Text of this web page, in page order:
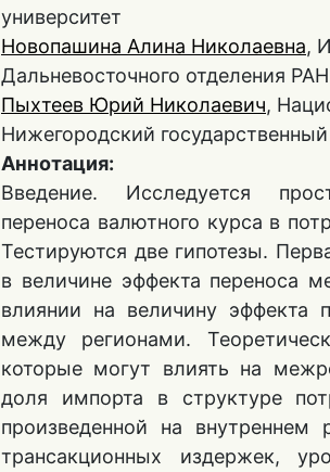
университет
Новопашина Алина Николаевна,
Дальневосточного отделения РАН
Пыхтеев Юрий Николаевич,
Нижегородский
Аннотация:
Введение. Исследуется
переноса валютного курса в
Тестируются две гипотезы.
в величине эффекта переноса
влиянии на величину эффекта
между регионами.
которые могут влиять на
доля импорта в структуре
произведенной на
трансакционных издержек,